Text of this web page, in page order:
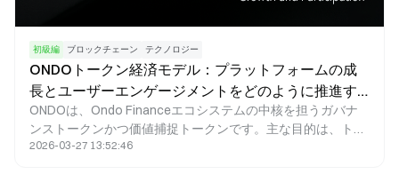
初級編 ブロックチェーン テクノロジー
ONDOトークン経済モデル：プラットフォームの成
長とユーザーエンゲージメントをどのように推進す
るのか
ONDOは、Ondo Financeエコシステムの中核を担うガバナ
ンストークンかつ価値捕捉トークンです。主な目的は、トー
クンインセンティブの仕組みを活用し、従来型金融資産
2026-03-27 13:52:46